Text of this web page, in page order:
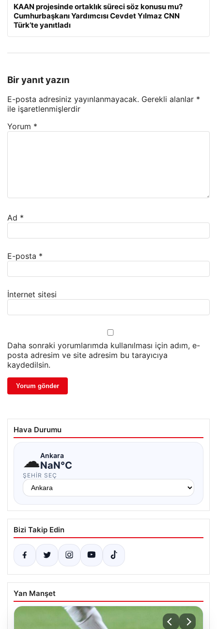
KAAN projesinde ortaklık süreci söz konusu mu?
Cumhurbaşkanı Yardımcısı Cevdet Yılmaz CNN
Türk’te yanıtladı
Bir yanıt yazın
E-posta adresiniz yayınlanmayacak. Gerekli alanlar *
ile işaretlenmişlerdir
Yorum *
Ad *
E-posta *
İnternet sitesi
Daha sonraki yorumlarımda kullanılması için adım, e-
posta adresim ve site adresim bu tarayıcıya
kaydedilsin.
Hava Durumu
☁Ankara
NaN°C
ŞEHIR SEÇ
Bizi Takip Edin
Yan Manşet